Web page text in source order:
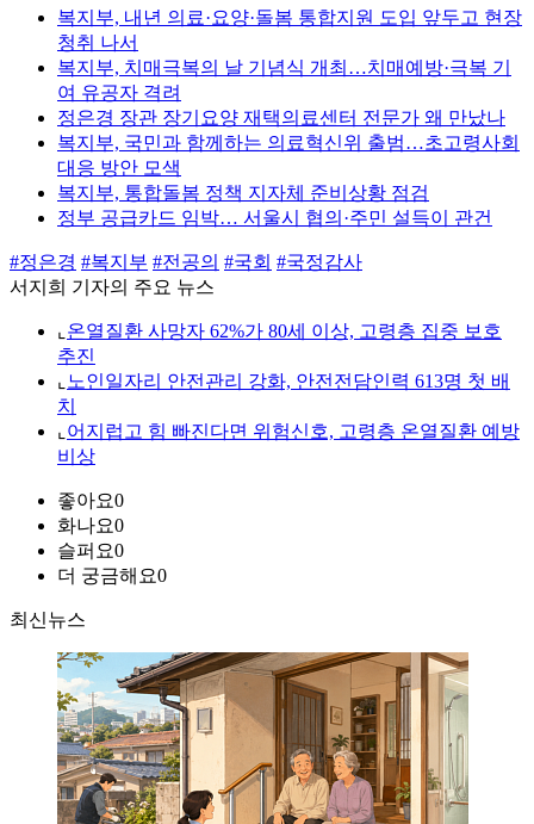
복지부, 내년 의료·요양·돌봄 통합지원 도입 앞두고 현장
청취 나서
복지부, 치매극복의 날 기념식 개최…치매예방·극복 기
여 유공자 격려
정은경 장관 장기요양 재택의료센터 전문가 왜 만났나
복지부, 국민과 함께하는 의료혁신위 출범…초고령사회
대응 방안 모색
복지부, 통합돌봄 정책 지자체 준비상황 점검
정부 공급카드 임박… 서울시 협의·주민 설득이 관건
#정은경 #복지부 #전공의 #국회 #국정감사
서지희 기자의 주요 뉴스
⌞ 온열질환 사망자 62%가 80세 이상, 고령층 집중 보호
추진
⌞ 노인일자리 안전관리 강화, 안전전담인력 613명 첫 배
치
⌞ 어지럽고 힘 빠진다면 위험신호, 고령층 온열질환 예방
비상
좋아요0
화나요0
슬퍼요0
더 궁금해요0
최신뉴스